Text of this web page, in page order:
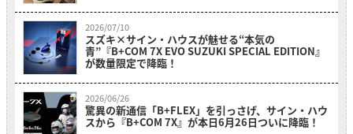
2026/07/10
スズキ×サイン・ハウスが魅せる“本気の
青”『B+COM 7X EVO SUZUKI SPECIAL EDITION』
が数量限定で降臨！
2026/06/26
驚異の新通信「B+FLEX」を引っさげ、サイン・ハウ
スから『B+COM 7X』が本日6月26日ついに降臨！